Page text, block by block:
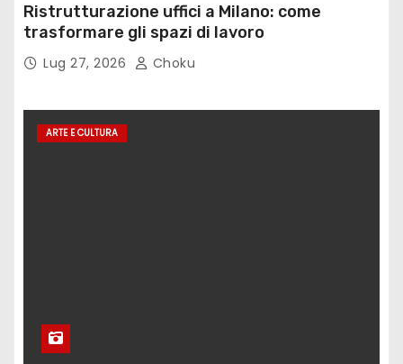
Ristrutturazione uffici a Milano: come
trasformare gli spazi di lavoro
Lug 27, 2026 Choku
ARTE E CULTURA